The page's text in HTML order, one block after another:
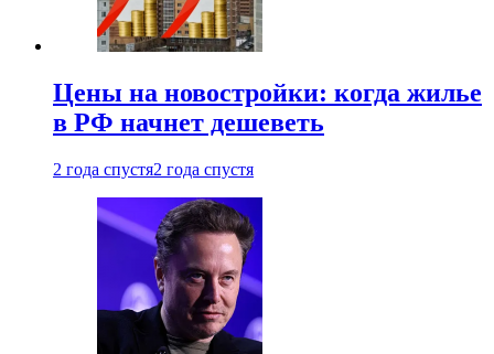
Цены на новостройки: когда жилье
в РФ начнет дешеветь
2 года спустя2 года спустя